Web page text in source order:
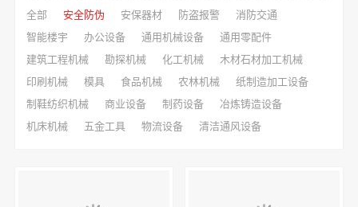
全部 安全防伪 安保器材 防盗报警
消防交通
智能楼宇
办公设备 通用机械设备
通用零配件
建筑工程机械
勘探机械 化工机械
木材石材加工机械
印刷机械
模具 食品机械 农林机械
纸制造加工设备
制鞋纺织机械
商业设备 制药设备
冶炼铸造设备
机床机械
五金工具 物流设备 清洁通风设备